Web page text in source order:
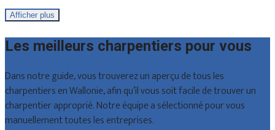
Afficher plus
Les meilleurs charpentiers pour vous
Dans notre guide, vous trouverez un aperçu de tous les
charpentiers en Wallonie, afin qu’il vous soit facile de trouver un
charpentier approprié. Notre équipe a sélectionné pour vous
manuellement toutes les entreprises.